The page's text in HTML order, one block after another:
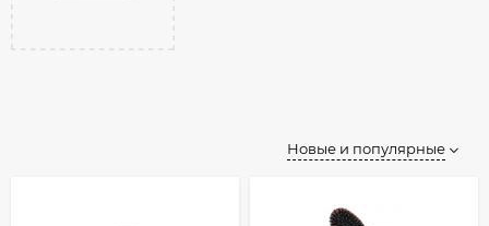
Новые и популярные